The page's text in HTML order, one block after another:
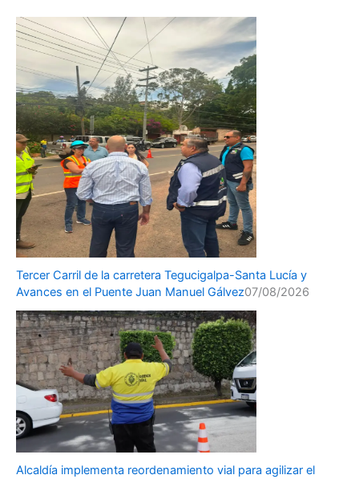
Tercer Carril de la carretera Tegucigalpa-Santa Lucía y
Avances en el Puente Juan Manuel Gálvez07/08/2026
Alcaldía implementa reordenamiento vial para agilizar el